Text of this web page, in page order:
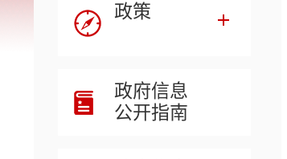
政策
政府信息
公开指南